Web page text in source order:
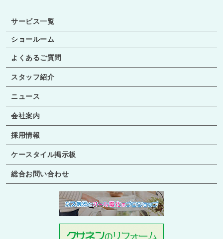
サービス一覧
ショールーム
よくあるご質問
スタッフ紹介
ニュース
会社案内
採用情報
ケースタイル掲示板
総合お問い合わせ